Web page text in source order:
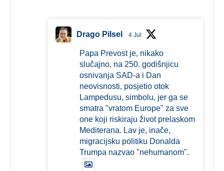
Drago Pilsel 4 Jul
Papa Prevost je, nikako
slučajno, na 250. godišnjicu
osnivanja SAD-a i Dan
neovisnosti, posjetio otok
Lampedusu, simbolu, jer ga se
smatra "vratom Europe" za sve
one koji riskiraju život prelaskom
Mediterana. Lav je, inače,
migracijsku politiku Donalda
Trumpa nazvao "nehumanom".